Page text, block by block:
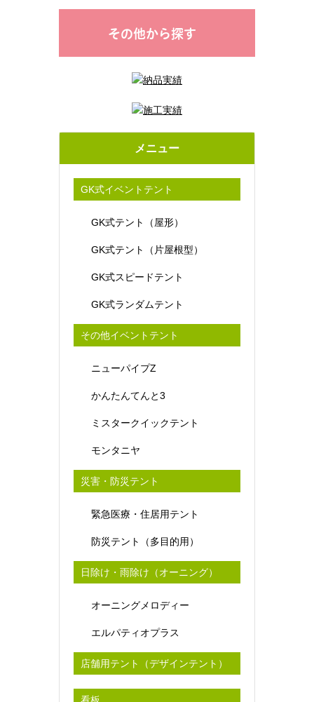
その他から探す
メニュー
GK式イベントテント
GK式テント（屋形）
GK式テント（片屋根型）
GK式スピードテント
GK式ランダムテント
その他イベントテント
ニューパイプZ
かんたんてんと3
ミスタークイックテント
モンタニヤ
災害・防災テント
緊急医療・住居用テント
防災テント（多目的用）
日除け・雨除け（オーニング）
オーニングメロディー
エルパティオプラス
店舗用テント（デザインテント）